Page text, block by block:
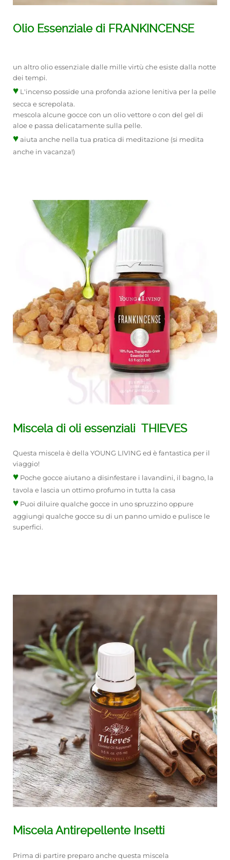
Olio Essenziale di FRANKINCENSE
un altro olio essenziale dalle mille virtù che esiste dalla notte
dei tempi.
♥ L'incenso posside una profonda azione lenitiva per la pelle
secca e screpolata.
mescola alcune gocce con un olio vettore o con del gel di
aloe e passa delicatamente sulla pelle.
♥aiuta anche nella tua pratica di meditazione (si medita
anche in vacanza!)
Miscela di oli essenziali THIEVES
Questa miscela è della YOUNG LIVING ed è fantastica per il
viaggio!
♥ Poche gocce aiutano a disinfestare i lavandini, il bagno, la
tavola e lascia un ottimo profumo in tutta la casa
♥ Puoi diluire qualche gocce in uno spruzzino oppure
aggiungi qualche gocce su di un panno umido e pulisce le
superfici.
Miscela Antirepellente Insetti
Prima di partire preparo anche questa miscela